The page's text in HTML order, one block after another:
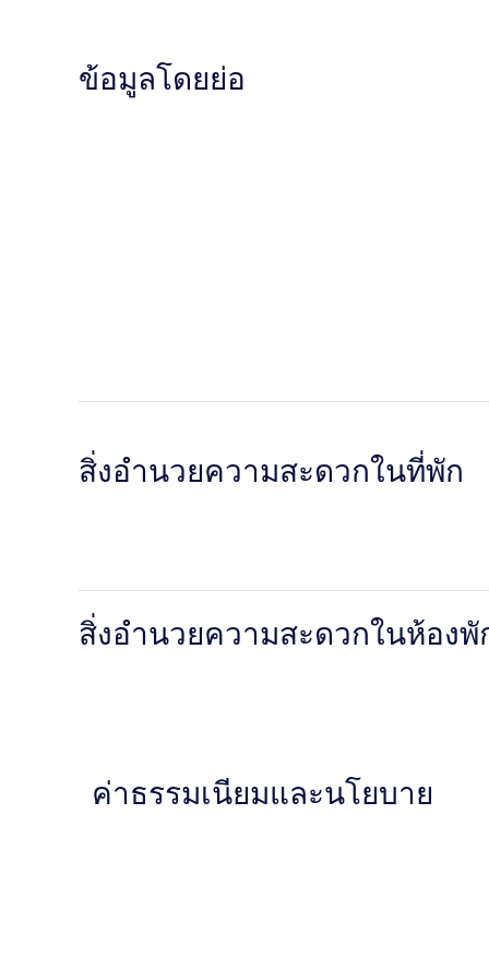
ข้อมูลโดยย่อ
สิ่งอำนวยความสะดวกในที่พัก
สิ่งอำนวยความสะดวกในห้องพั
ค่าธรรมเนียมและนโยบาย